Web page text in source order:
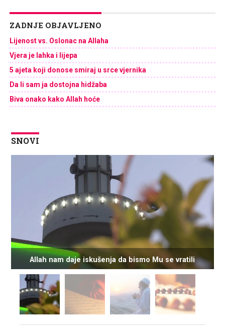
ZADNJE OBJAVLJENO
Lijenost vs. Oslonac na Allaha
Vjera je lahka i lijepa
5 ajeta koji donose smiraj u srce vjernika
Da li sam ja dostojna hidžaba
Biva onako kako Allah hoće
SNOVI
Allah nam daje iskušenja da bismo Mu se vratili